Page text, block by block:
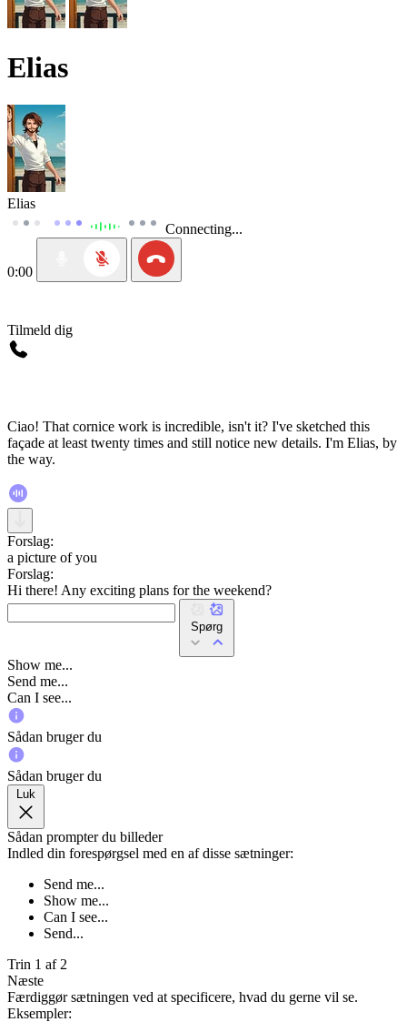
Elias
Elias
Connecting...
0:00
Tilmeld dig
Ciao! That cornice work is incredible, isn't it? I've sketched this
façade at least twenty times and still notice new details. I'm Elias, by
the way.
Forslag:
a picture of you
Forslag:
Hi there! Any exciting plans for the weekend?
Spørg
Show me...
Send me...
Can I see...
Sådan bruger du
Sådan bruger du
Luk
Sådan prompter du billeder
Indled din forespørgsel med en af disse sætninger:
Send me...
Show me...
Can I see...
Send...
Trin 1 af 2
Næste
Færdiggør sætningen ved at specificere, hvad du gerne vil se.
Eksempler: